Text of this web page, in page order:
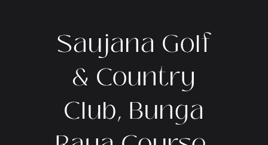
Saujana Golf
& Country
Club, Bunga